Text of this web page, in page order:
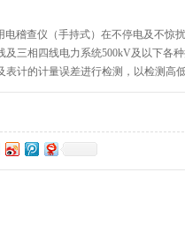
电稽查仪（手持式）在不停电及不惊
及三相四线电力系统500kV及以下各
表计的计量误差进行检测，以检测高
超标，检查各类技术性、隐蔽性窃电
2～25次谐波。适用于用电检查、电力